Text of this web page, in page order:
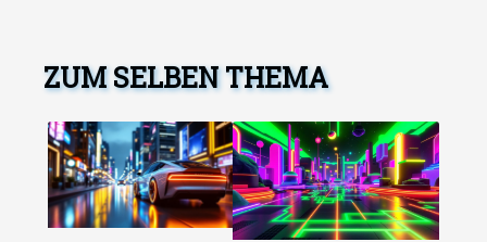
ZUM SELBEN THEMA